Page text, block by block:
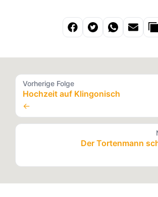
Vorherige Folge
Hochzeit auf Klingonisch
←
Der Tortenmann